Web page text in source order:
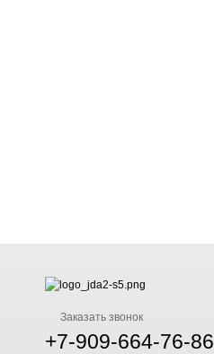
Заказать звонок
+7-909-664-76-86